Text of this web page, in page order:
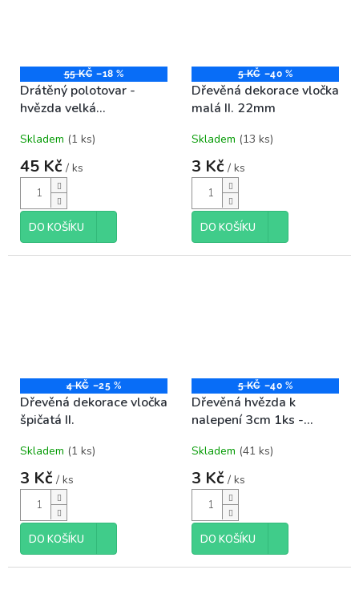
55 KČ –18 %
Drátěný polotovar -
hvězda velká
Skladem (1 ks)
45 Kč / ks
DO KOŠÍKU
5 KČ –40 %
Dřevěná dekorace vločka
malá II. 22mm
Skladem (13 ks)
3 Kč / ks
DO KOŠÍKU
4 KČ –25 %
Dřevěná dekorace vločka
špičatá II.
Skladem (1 ks)
3 Kč / ks
DO KOŠÍKU
5 KČ –40 %
Dřevěná hvězda k
nalepení 3cm 1ks -
Skladem (41 ks)
3 Kč / ks
DO KOŠÍKU